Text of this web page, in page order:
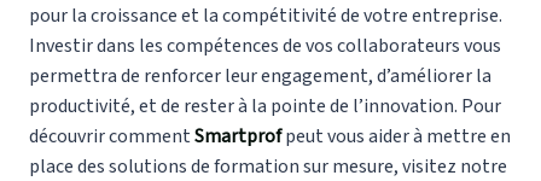
pour la croissance et la compétitivité de votre entreprise.
Investir dans les compétences de vos collaborateurs vous
permettra de renforcer leur engagement, d’améliorer la
productivité, et de rester à la pointe de l’innovation. Pour
découvrir commentSmartprofpeut vous aider à mettre en
place des solutions de formation sur mesure, visitez notre